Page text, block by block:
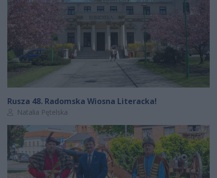
Rusza 48. Radomska Wiosna Literacka!
Autor artykułu:
Natalia Pętelska